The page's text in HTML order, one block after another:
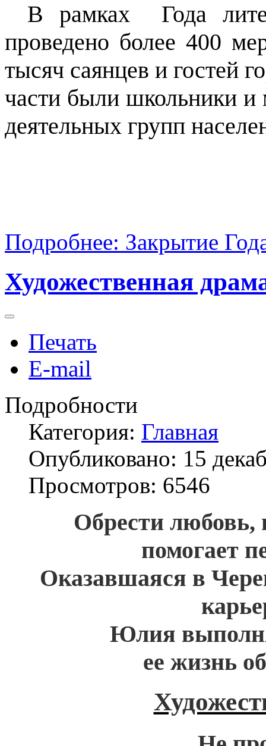
В рамках Года
проведено более 400
тысяч саянцев и гостей
части были школьники
деятельных групп
Подробнее: Закрытие
Художественная
Печать
E-mail
Подробности
Категория: Главная
Опубликовано: 15
Просмотров: 6546
Обрести любовь,
помогает
Оказавшаяся в
Юлия
ее жизнь